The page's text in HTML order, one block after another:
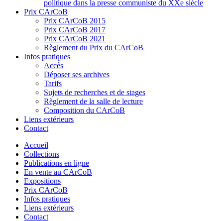
politique dans la presse communiste du XXe siècle
Prix CArCoB
Prix CArCoB 2015
Prix CArCoB 2017
Prix CArCoB 2021
Règlement du Prix du CArCoB
Infos pratiques
Accès
Déposer ses archives
Tarifs
Sujets de recherches et de stages
Règlement de la salle de lecture
Composition du CArCoB
Liens extérieurs
Contact
Accueil
Collections
Publications en ligne
En vente au CArCoB
Expositions
Prix CArCoB
Infos pratiques
Liens extérieurs
Contact